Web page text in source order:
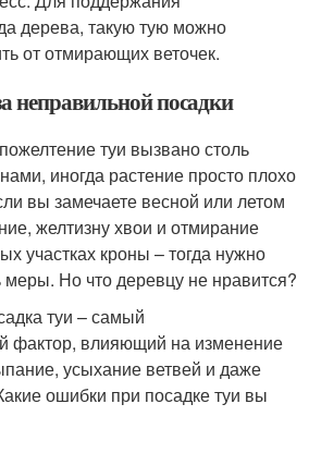
дерева, такую тую можно
от отмирающих веточек.
неправильной посадки
туи вызвано столь
иногда растение просто плохо
вы замечаете весной или летом
желтизну хвои и отмирание
участках кроны – тогда нужно
Но что деревцу не нравится?
туи – самый
фактор, влияющий на изменение
усыхание ветвей и даже
ошибки при посадке туи вы